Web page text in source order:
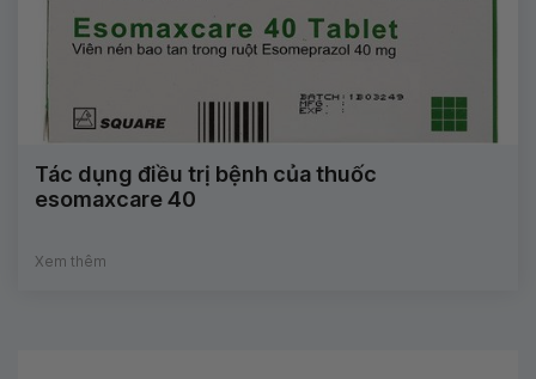
Tác dụng điều trị bệnh của thuốc
esomaxcare 40
Xem thêm